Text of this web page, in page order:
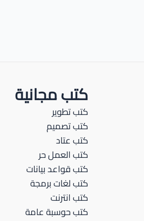
كتب مجانية
كتب تطوير
كتب تصميم
كتب عتاد
كتب العمل حر
كتب قواعد بيانات
كتب لغات برمجة
كتب انترنت
كتب حوسبة عامة